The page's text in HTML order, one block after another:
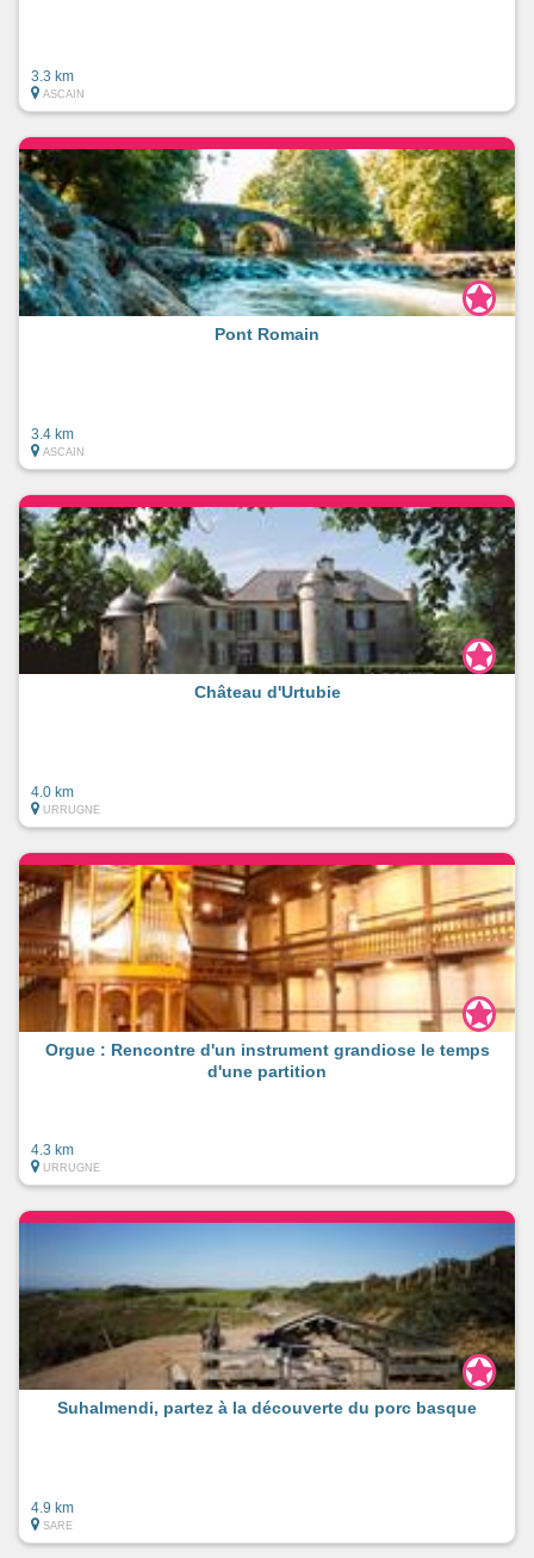
3.3 km
ASCAIN
Pont Romain
3.4 km
ASCAIN
Château d'Urtubie
4.0 km
URRUGNE
Orgue : Rencontre d'un instrument grandiose le temps
d'une partition
4.3 km
URRUGNE
Suhalmendi, partez à la découverte du porc basque
4.9 km
SARE